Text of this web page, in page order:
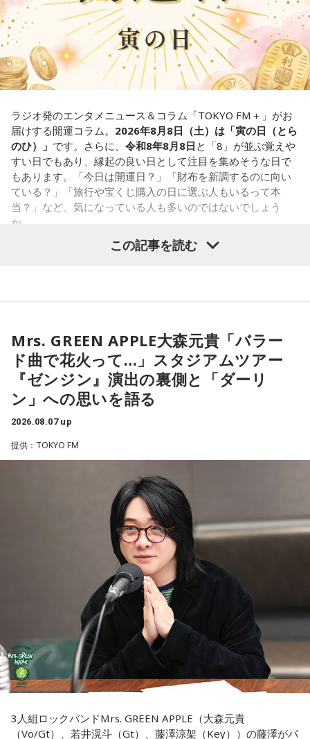
■監修者プロフィール：草彅健太（くさなぎ・けんた）
東京池袋占い館セレーネ所属。メンタルケアカウンセラー。
鑑定件数は若い女性を中心に7,000件を超え、占いイベントや
アプリの監修も手がける。また、イベントMCや声優としての
活動もしており、芸能関係者からの依頼も多い。
Webサイト：
https://selene-uranai.com/
■寅の日とは？
寅の日とは、12日に一度巡ってくる吉日です。
虎は古くから「千里行って千里帰る」という言い伝えがあ
り、「出ていったものが無事に戻ってくる」と考えられてき
ました。そのため、お金や旅に関する縁起の良い日として親
しまれています。
このことから、寅の日は次のようなタイミングに選ぶ人もい
ます。
・財布を新調する
・財布を使い始める
・旅行や出張へ出発する
するとよいでしょう。
■2026年8月8日に財布を新調するのはあり？
寅の日は、お金に関する縁起の良い日として知られているこ
して選ぶ人もいます。
「お金が無事に戻ってくる」という言い伝えに由来するもの
で、開運アクションとして親しまれている考え方です。
ただし、財布を新調したからといって金運の上昇が保証され
るわけではありません。あくまでも縁起担ぎとして取り入れ
られている習慣です。
■2026年8月8日に宝くじを買うのは？
寅の日は、金運にまつわる吉日として紹介されることが多い
ため、宝くじを購入するタイミングとして意識する人もいま
一方で、宝くじの当選を保証するものではありません。「縁
起の良い日に買いたい」という気持ちから、暦を参考にする
人もいるという考え方です。
■2026年8月8日に旅行へ行くのは？
ラジオ発のエンタメニュース＆コラム「TOKYO FM＋」がお
届けする開運コラム。 2026年8月8日（土）は「寅の日（とら
のひ）」 です。さらに、 令和8年8月8日 と「8」が並ぶ覚えや
すい日でもあり、縁起の良い日として注目を集めそうな日で
もあります。「今日は開運日？」「財布を新調するのに向い
ている？」「旅行や宝くじ購入の日に選ぶ人もいるって本
当？」など、気になっている人も多いのではないでしょう
か。
寅の日は、古くから金運や旅立ちに縁起が良いとされる吉日
■2026年8月8日はどんな日？
2026年8月8日（土）・先勝
・寅の日
・六曜「先勝」（午前中が吉とされる）
「8」が並ぶことから縁起の良い日というイメージを持つ人も
いますが、暦の上では寅の日にあたるのが最大の特徴です。
で、一般的には午前中が吉、午後は控えめ
に過ごすのが良いという考え方があります。
寅の日とは、12日に一度巡ってくる吉日
虎は古くから「千里行って千里帰る」という言い伝えがあ
り、「出ていったものが無事に戻ってくる」と考えられてき
ました。そのため、お金や旅に関する縁起の良い日として親
しまれています。
このことから、寅の日は次のようなタイミングに選ぶ人もい
ます。
この記事を読む
Mrs. GREEN APPLE大森元貴「バラー
ド曲で花火って…」スタジアムツアー
『ゼンジン』演出の裏側と「ダーリ
ン」への思いを語る
2026.08.07 up
提供：TOKYO FM
3人組ロックバンドMrs. GREEN APPLE（大森元貴
（Vo/Gt）、若井滉斗（Gt）、藤澤涼架（Key））の藤澤がパ